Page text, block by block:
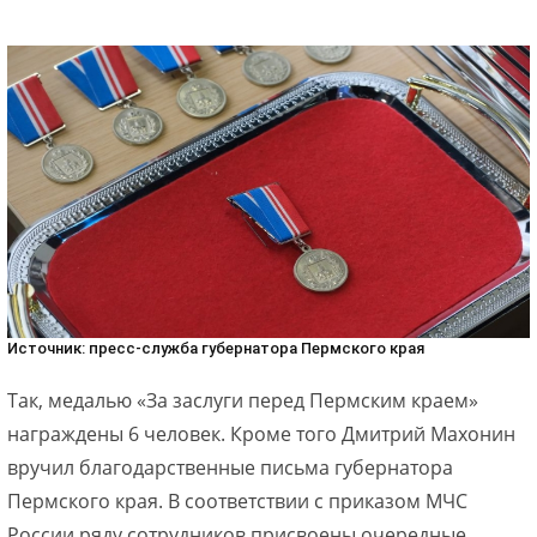
Источник: пресс-служба губернатора Пермского края
Так, медалью «За заслуги перед Пермским краем»
награждены 6 человек. Кроме того Дмитрий Махонин
вручил благодарственные письма губернатора
Пермского края. В соответствии с приказом МЧС